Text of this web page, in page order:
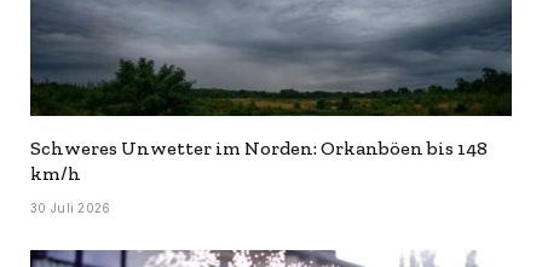
Schweres Unwetter im Norden: Orkanböen bis 148
km/h
30 Juli 2026